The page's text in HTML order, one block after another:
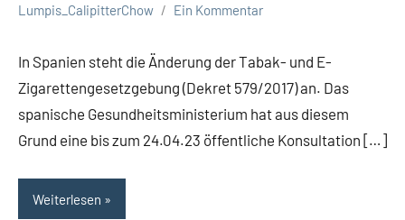
Lumpis_CalipitterChow
Ein Kommentar
In Spanien steht die Änderung der Tabak- und E-
Zigarettengesetzgebung (Dekret 579/2017) an. Das
spanische Gesundheitsministerium hat aus diesem
Grund eine bis zum 24.04.23 öffentliche Konsultation […]
Weiterlesen